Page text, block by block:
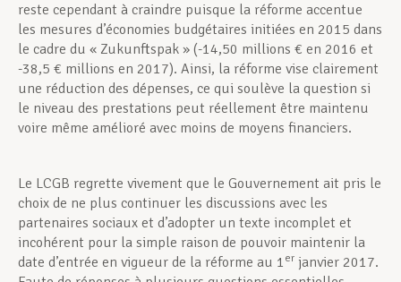
reste cependant à craindre puisque la réforme accentue
les mesures d’économies budgétaires initiées en 2015 dans
le cadre du « Zukunftspak » (-14,50 millions € en 2016 et
-38,5 € millions en 2017). Ainsi, la réforme vise clairement
une réduction des dépenses, ce qui soulève la question si
le niveau des prestations peut réellement être maintenu
voire même amélioré avec moins de moyens financiers.
Le LCGB regrette vivement que le Gouvernement ait pris le
choix de ne plus continuer les discussions avec les
partenaires sociaux et d’adopter un texte incomplet et
incohérent pour la simple raison de pouvoir maintenir la
date d’entrée en vigueur de la réforme au 1 er janvier 2017.